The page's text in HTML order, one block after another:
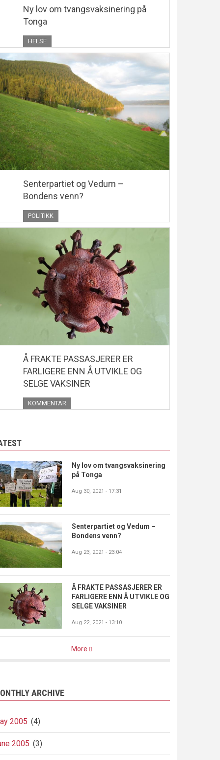
Ny lov om tvangsvaksinering på
Tonga
HELSE
Senterpartiet og Vedum –
Bondens venn?
POLITIKK
Å FRAKTE PASSASJERER ER
FARLIGERE ENN Å UTVIKLE OG
SELGE VAKSINER
KOMMENTAR
Ny lov om tvangsvaksinering
på Tonga
Aug 30, 2021 - 17:31
Senterpartiet og Vedum –
Bondens venn?
Aug 23, 2021 - 23:04
Å FRAKTE PASSASJERER ER
FARLIGERE ENN Å UTVIKLE OG
SELGE VAKSINER
Aug 22, 2021 - 13:10
More
ARCHIVE
2005 (4)
2005 (3)